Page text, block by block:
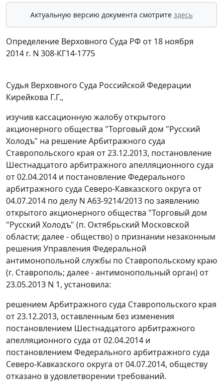
Актуальную версию документа смотрите здесь
Определение Верховного Суда РФ от 18 ноября
2014 г. N 308-КГ14-1775
Судья Верховного Суда Российской Федерации
Кирейкова Г.Г.,
изучив кассационную жалобу открытого
акционерного общества "Торговый дом "Русский
Холодъ" на решение Арбитражного суда
Ставропольского края от 23.12.2013, постановление
Шестнадцатого арбитражного апелляционного суда
от 02.04.2014 и постановлениеФедерального
арбитражного суда Северо-Кавказского округа от
04.07.2014 по делу N А63-9214/2013 по заявлению
открытого акционерного общества "Торговый дом
"Русский Холодъ" (п. Октябрьский Московской
области; далее - общество) о признании незаконным
решения Управления Федеральной
антимонопольной службы по Ставропольскому краю
(г. Ставрополь; далее - антимонопольный орган) от
23.05.2013 N 1, установила:
решением Арбитражного суда Ставропольского края
от 23.12.2013, оставленным без изменения
постановлением Шестнадцатого арбитражного
апелляционного суда от 02.04.2014 и
постановлением Федерального арбитражного суда
Северо-Кавказского округа от 04.07.2014, обществу
отказано в удовлетворении требований.